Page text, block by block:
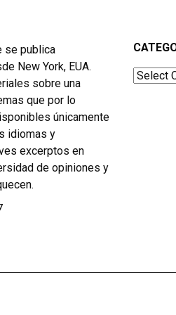
se publica
New York, EUA.
sobre una
que por lo
únicamente
idiomas y
excerptos en
de opiniones y